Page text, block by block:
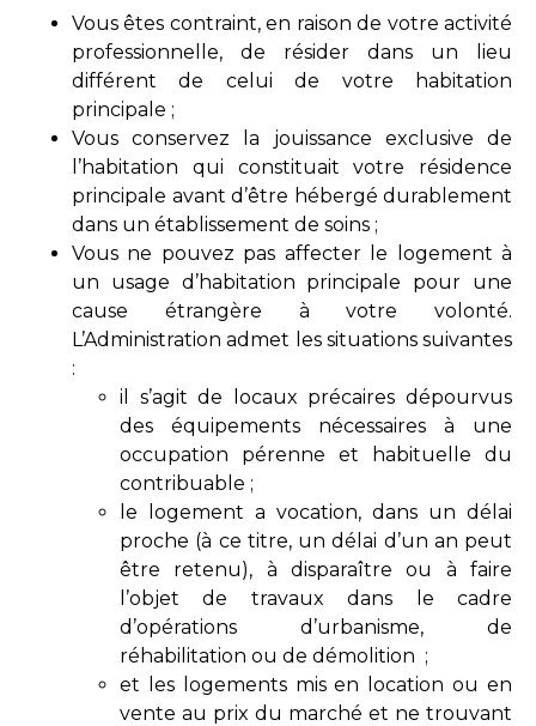
Vous êtes contraint, en raison de votre activité
professionnelle, de résider dans un lieu
différent de celui de votre habitation
principale ;
Vous conservez la jouissance exclusive de
l’habitation qui constituait votre résidence
principale avant d’être hébergé durablement
dans un établissement de soins ;
Vous ne pouvez pas affecter le logement à
un usage d’habitation principale pour une
cause étrangère à votre volonté.
L’Administration admet les situations suivantes
:
il s’agit de locaux précaires dépourvus
des équipements nécessaires à une
occupation pérenne et habituelle du
contribuable ;
le logement a vocation, dans un délai
proche (à ce titre, un délai d’un an peut
être retenu), à disparaître ou à faire
l’objet de travaux dans le cadre
d’opérations d’urbanisme, de
réhabilitation ou de démolition ;
et les logements mis en location ou en
vente au prix du marché et ne trouvant